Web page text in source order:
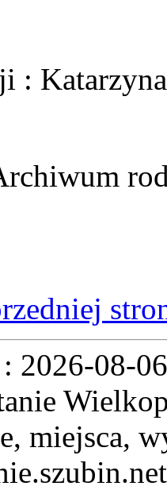
:
2026-08-06
miejsca,